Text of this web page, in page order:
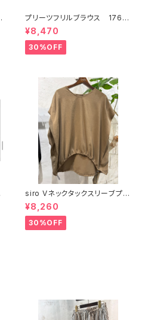
プリーツフリルブラウス 1767
9
¥8,470
30%OFF
siro Vネックタックスリーブプル
オーバー 【R613210】
¥8,260
30%OFF